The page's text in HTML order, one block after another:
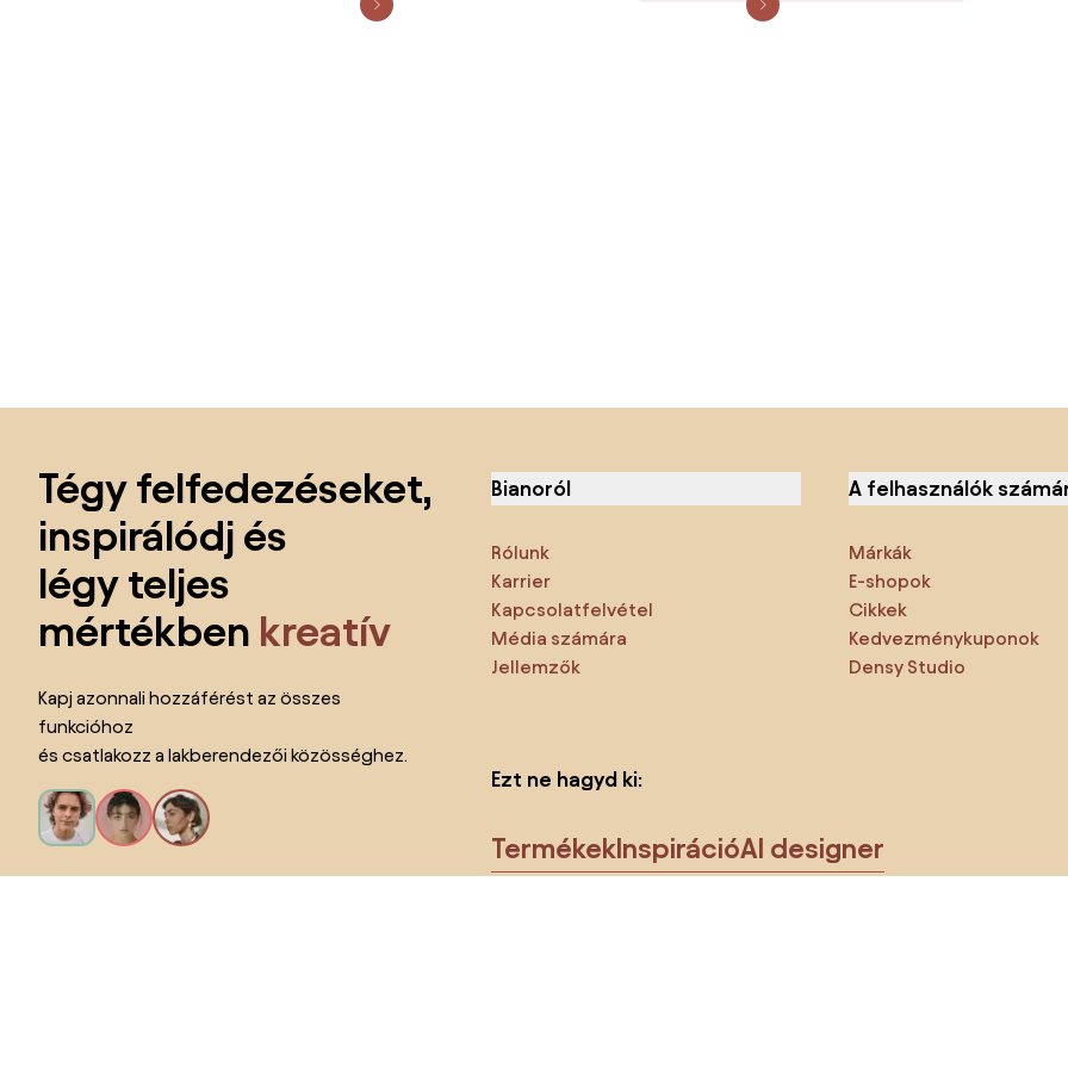
Tégy felfedezéseket,
inspirálódj és
légy teljes
mértékben kreatív
Kapj azonnali hozzáférést az összes
funkcióhoz
és csatlakozz a lakberendezői közösséghez.
Bianoról
Rólunk
Karrier
Kapcsolatfelvétel
Média számára
Jellemzők
A felhasználók
Márkák
E-shopok
Cikkek
Kedvezménykuponok
Densy Studio
Ezt ne hagyd ki:
TermékekInspirációAI designer